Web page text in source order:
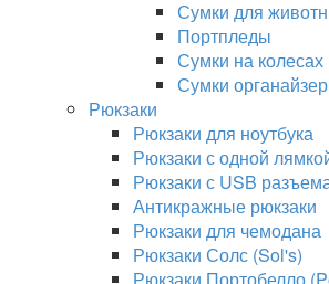
Сумки для
Портпледы
Сумки на колесах
Сумки
Рюкзаки
Рюкзаки для ноутбука
Рюкзаки с одной
Рюкзаки с USB
Антикражные рюкзаки
Рюкзаки для чемодана
Рюкзаки Солс (Sol's)